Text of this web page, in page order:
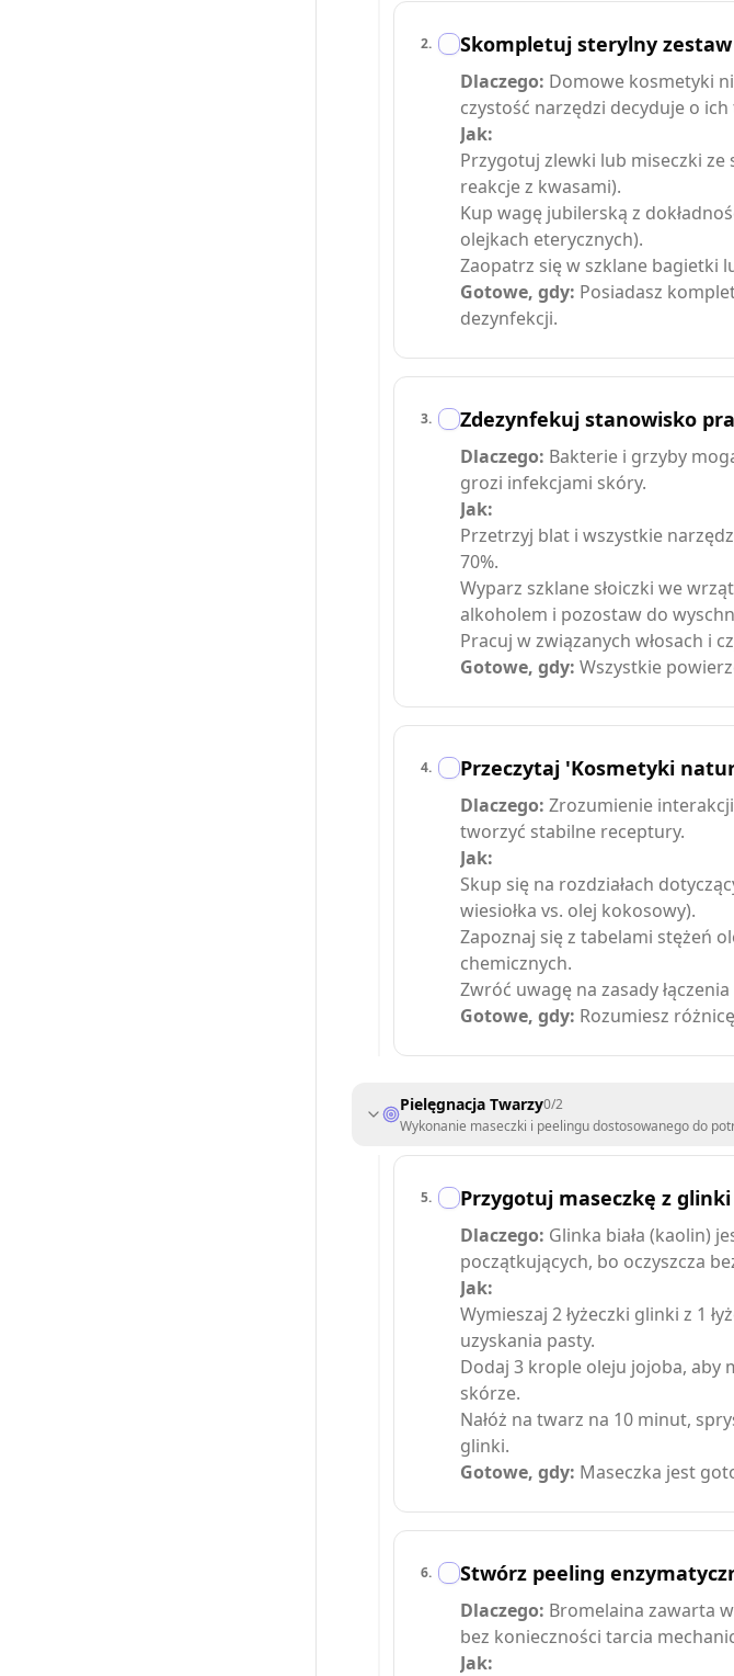
2. Skompletuj sterylny
Dlaczego: Domowe kosmetyki
czystość narzędzi decyduje o ich
Jak:
Przygotuj zlewki lub miseczki
reakcje z kwasami).
Kup wagę jubilerską z
olejkach eterycznych).
Zaopatrz się w szklane bagietki
Gotowe, gdy: Posiadasz
dezynfekcji.
3. Zdezynfekuj stanowisko
Dlaczego: Bakterie i grzyby
grozi infekcjami skóry.
Jak:
Przetrzyj blat i wszystkie
70%.
Wyparz szklane słoiczki we
alkoholem i pozostaw do
Pracuj w związanych włosach i
Gotowe, gdy: Wszystkie
4. Przeczytaj 'Kosmetyki
Dlaczego: Zrozumienie
tworzyć stabilne receptury.
Jak:
Skup się na rozdziałach
wiesiołka vs. olej kokosowy).
Zapoznaj się z tabelami stężeń
chemicznych.
Zwróć uwagę na zasady
Gotowe, gdy: Rozumiesz
Pielęgnacja Twarzy0/2
Wykonanie maseczki i peelingu dostosowanego do
5. Przygotuj maseczkę z
Dlaczego: Glinka biała (kaolin)
początkujących, bo oczyszcza
Jak:
Wymieszaj 2 łyżeczki glinki z 1
uzyskania pasty.
Dodaj 3 krople oleju jojoba, aby
skórze.
Nałóż na twarz na 10 minut,
glinki.
Gotowe, gdy: Maseczka jest
6. Stwórz peeling
Dlaczego: Bromelaina zawarta
bez konieczności tarcia
Jak: